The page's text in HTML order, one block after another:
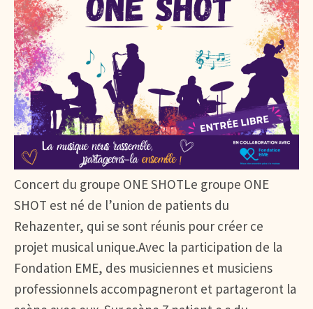
Concert du groupe ONE SHOTLe groupe ONE
SHOT est né de l’union de patients du
Rehazenter, qui se sont réunis pour créer ce
projet musical unique.Avec la participation de la
Fondation EME, des musiciennes et musiciens
professionnels accompagneront et partageront la